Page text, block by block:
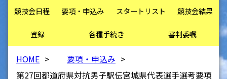
競技会日程 要項・申込み スタートリスト 競技会結果
登録 各種手続き 審判委嘱
HOME > 要項・申込み >
第27回都道府県対抗男子駅伝宮城県代表選手選考要項